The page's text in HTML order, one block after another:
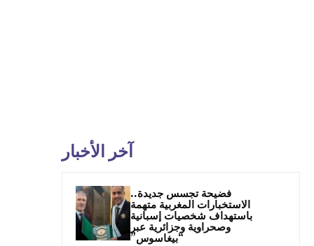
آخر الأخبار
فضيحة تجسس جديدة..
الاستخبارات المغربية متهمة
باستهداف شخصيات إسبانية
وصحراوية وجزائرية عبر
“بيغاسوس”